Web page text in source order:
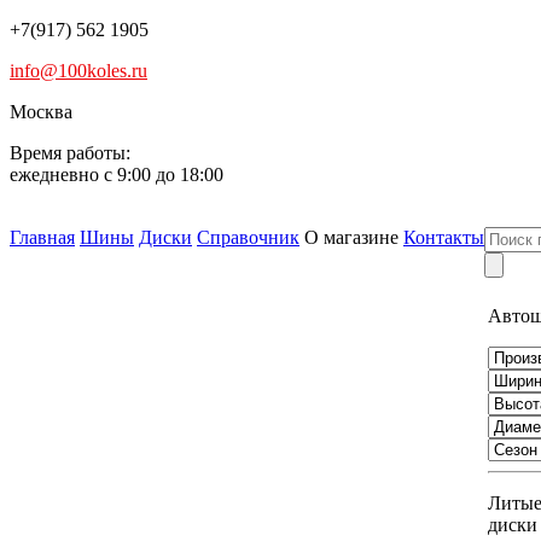
+7(917) 562 1905
info@100koles.ru
Москва
Время работы:
ежедневно с 9:00 до 18:00
Главная Шины Диски Справочник О магазине Контакты
Литые
диски